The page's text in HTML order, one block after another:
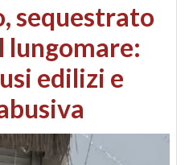
sequestrato
lungomare:
edilizi e